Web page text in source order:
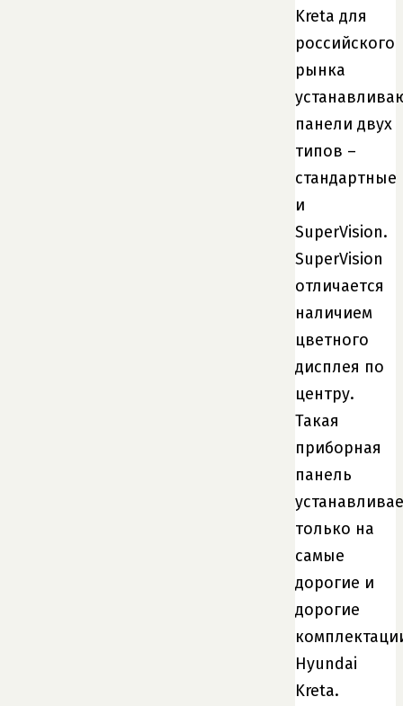
Kreta для
российского
рынка
панели двух
типов –
стандартные
и
SuperVision.
SuperVision
отличается
наличием
цветного
дисплея по
центру.
Такая
приборная
панель
только на
самые
дорогие и
дорогие
Hyundai
Kreta.